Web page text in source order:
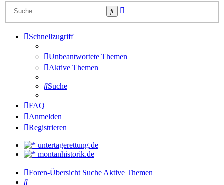
Suche
Schnellzugriff
Unbeantwortete Themen
Aktive Themen
Suche
FAQ
Anmelden
Registrieren
untertagerettung.de
montanhistorik.de
Foren-Übersicht Suche Aktive Themen
Suche